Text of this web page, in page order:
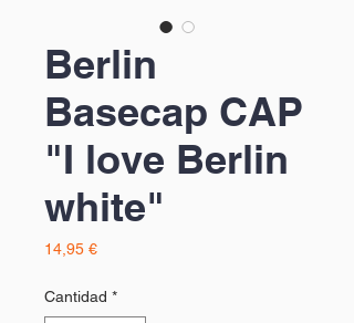
Berlin
Basecap CAP
"I love Berlin
white"
14,95 €Precio
Cantidad *